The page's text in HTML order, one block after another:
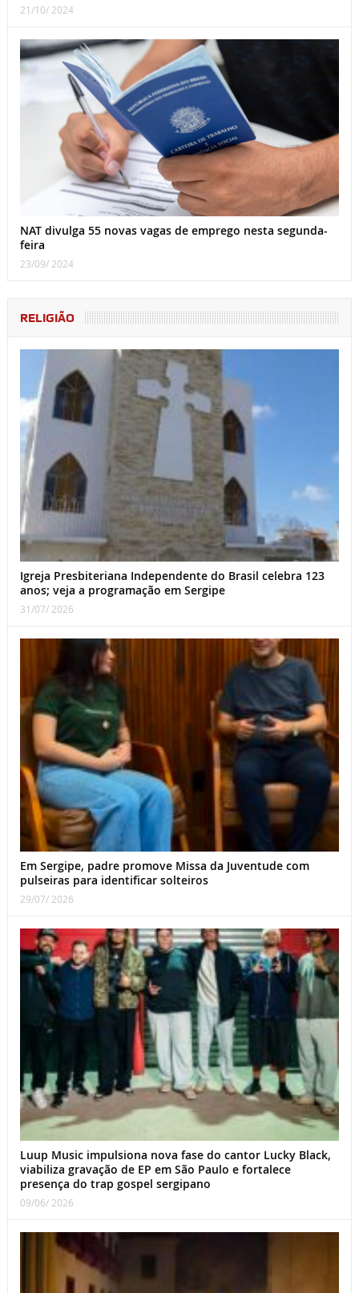
21/10/ 2024
NAT divulga 55 novas vagas de emprego nesta segunda-
feira
23/09/ 2024
RELIGIÃO
Igreja Presbiteriana Independente do Brasil celebra 123
anos; veja a programação em Sergipe
31/07/ 2026
Em Sergipe, padre promove Missa da Juventude com
pulseiras para identificar solteiros
29/07/ 2026
Luup Music impulsiona nova fase do cantor Lucky Black,
viabiliza gravação de EP em São Paulo e fortalece
presença do trap gospel sergipano
09/06/ 2026